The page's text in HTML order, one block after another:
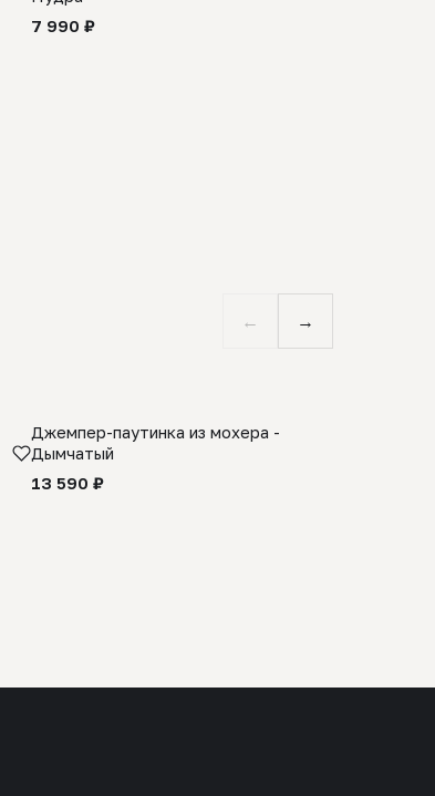
7 990 ₽
← →
Джемпер-паутинка из мохера -
Дымчатый
13 590 ₽